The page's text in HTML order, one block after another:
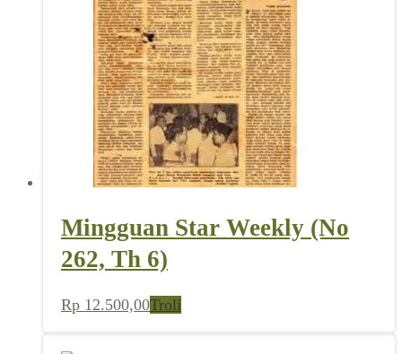
Mingguan Star Weekly (No
262, Th 6)
Rp 12.500,00Troli